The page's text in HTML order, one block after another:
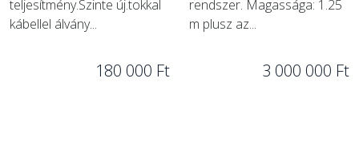
teljesítmény.Szinte új.tokkal
kábellel álvány...
180 000 Ft
rendszer. Magassága: 1.25
m plusz az...
3 000 000 Ft